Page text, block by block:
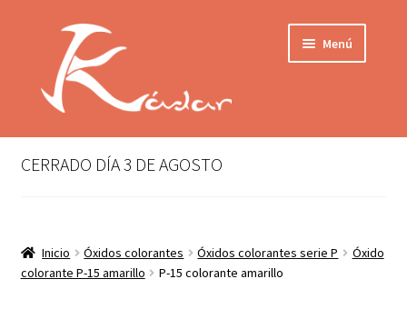
navegación
contenido
Menú
Localización
INICIO
CONDICIONES
CERRADO DÍA 3 DE AGOSTO
Inicio Óxidos colorantes Óxidos colorantes serie P
Óxido
colorante P-15 amarillo
P-15 colorante amarillo